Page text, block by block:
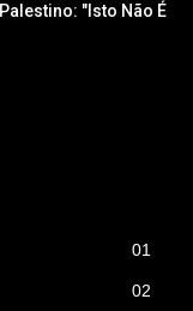
"Isto Não É
01
02